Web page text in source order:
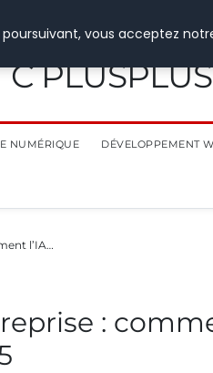
C PLUSPLUS
NUMÉRIQUE DÉVELOPPEMENT
l’IA…
:
vous acceptez